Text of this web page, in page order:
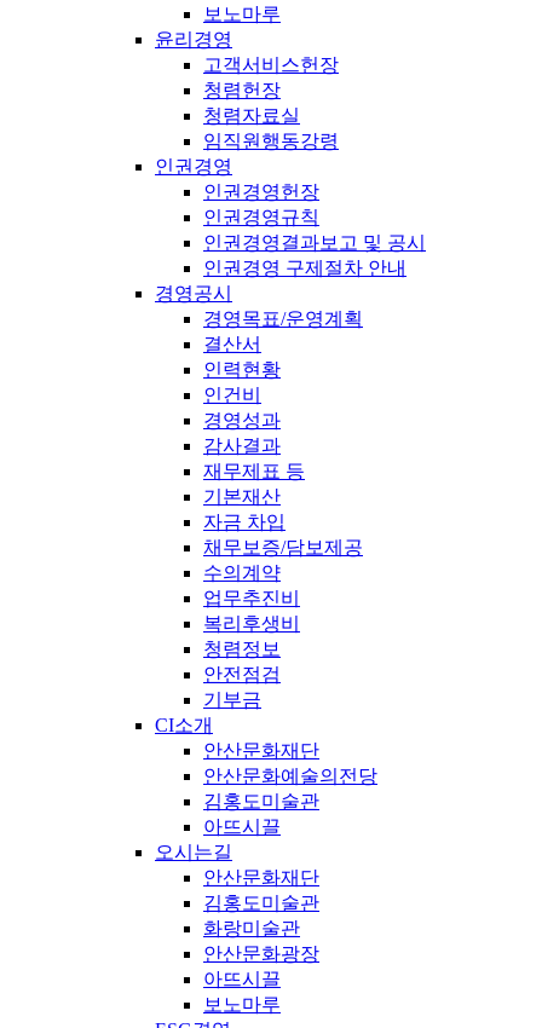
보노마루
윤리경영
고객서비스헌장
청렴헌장
청렴자료실
임직원행동강령
인권경영
인권경영헌장
인권경영규칙
인권경영결과보고 및 공시
인권경영 구제절차 안내
경영공시
경영목표/운영계획
결산서
인력현황
인건비
경영성과
감사결과
재무제표 등
기본재산
자금 차입
채무보증/담보제공
수의계약
업무추진비
복리후생비
청렴정보
안전점검
기부금
CI소개
안산문화재단
안산문화예술의전당
김홍도미술관
아뜨시끌
오시는길
안산문화재단
김홍도미술관
화랑미술관
안산문화광장
아뜨시끌
보노마루